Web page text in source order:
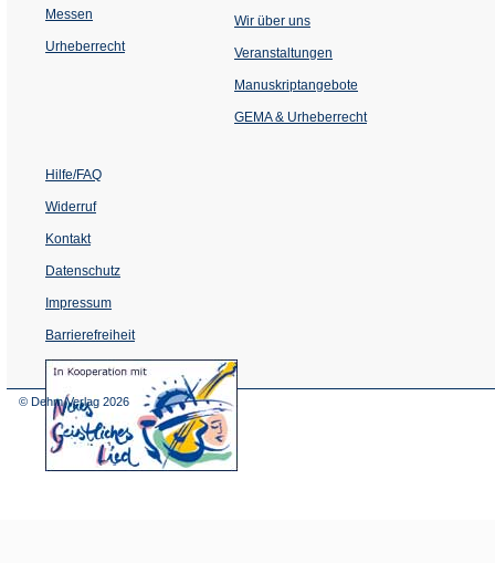
Messen
Urheberrecht
Wir über uns
Veranstaltungen
einem
Tab)
Manuskriptangebote
GEMA & Urheberrecht
Hilfe/FAQ
Widerruf
Kontakt
Datenschutz
Impressum
Barrierefreiheit
(Öffnet
in
© Dehm Verlag 2026